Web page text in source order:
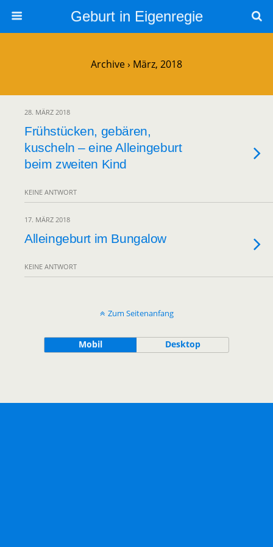
Geburt in Eigenregie
Archive › März, 2018
28. MÄRZ 2018
Frühstücken, gebären,
kuscheln – eine Alleingeburt
beim zweiten Kind
KEINE ANTWORT
17. MÄRZ 2018
Alleingeburt im Bungalow
KEINE ANTWORT
Zum Seitenanfang
Mobil Desktop